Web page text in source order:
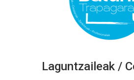
Laguntzaileak /